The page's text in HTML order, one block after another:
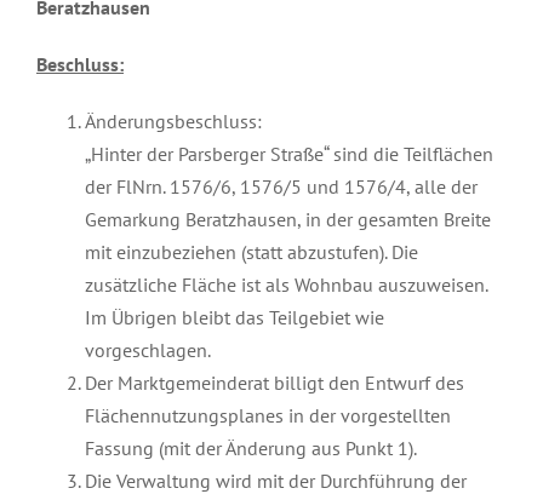
Beratzhausen
Beschluss:
Änderungsbeschluss:
„Hinter der Parsberger Straße“ sind die Teilflächen
der FlNrn. 1576/6, 1576/5 und 1576/4, alle der
Gemarkung Beratzhausen, in der gesamten Breite
mit einzubeziehen (statt abzustufen). Die
zusätzliche Fläche ist als Wohnbau auszuweisen.
Im Übrigen bleibt das Teilgebiet wie
vorgeschlagen.
Der Marktgemeinderat billigt den Entwurf des
Flächennutzungsplanes in der vorgestellten
Fassung (mit der Änderung aus Punkt 1).
Die Verwaltung wird mit der Durchführung der